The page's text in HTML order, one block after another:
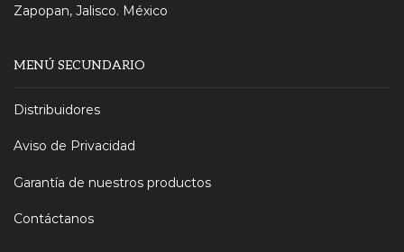
Zapopan, Jalisco. México
MENÚ SECUNDARIO
Distribuidores
Aviso de Privacidad
Garantía de nuestros productos
Contáctanos